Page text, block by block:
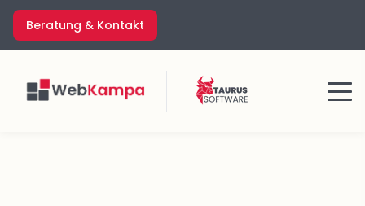
Zum
Inhalt
springen
Beratung & Kontakt
Menü